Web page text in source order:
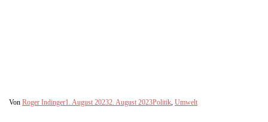
Von Roger Indinger1. August 20232. August 2023Politik, Umwelt